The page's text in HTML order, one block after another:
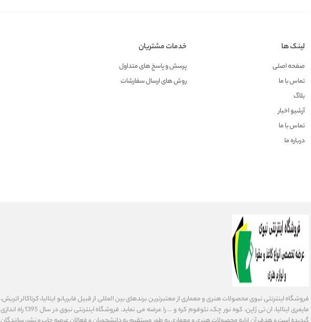
لینک ها
صفحه اصلی
تماس با ما
بلاگ
آرشیو اخبار
تماس با ما
درباره ما
خدمات مشتریان
پرسش و پاسخ های متداول
روش های ارسال سفارشات
فروشگاه اینترنتی نبوی محصولات هنری و معماری از معتبرترین برندهای بین المللی از قبیل فابریانو ایتالیا، کرتاکالر اتریش،
مایمری ایتالیا، ان تی ژاپن، کوه نور چک، نئوفوم کره و ... را عرضه می نماید. فروشگاه اینترنتی نبوی در سال 1395 راه اندازی